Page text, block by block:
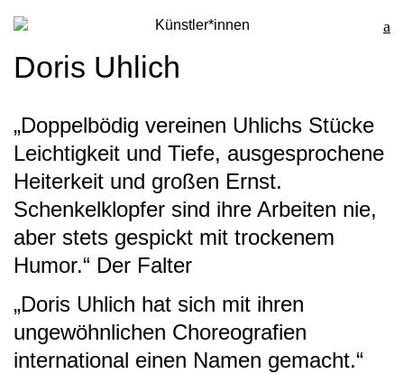
Künstler*innen
Doris Uhlich
„Doppelbödig vereinen Uhlichs Stücke
Leichtigkeit und Tiefe, ausgesprochene
Heiterkeit und großen Ernst.
Schenkelklopfer sind ihre Arbeiten nie,
aber stets gespickt mit trockenem
Humor.“ Der Falter
„Doris Uhlich hat sich mit ihren
ungewöhnlichen Choreografien
international einen Namen gemacht.“